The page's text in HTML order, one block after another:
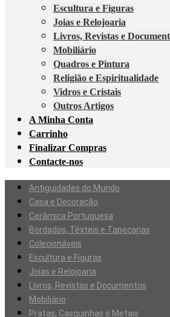
Escultura e Figuras
Joias e Relojoaria
Livros, Revistas e
Mobiliário
Quadros e Pintura
Religião e Espiritualidade
Vidros e Cristais
Outros Artigos
A Minha Conta
Carrinho
Finalizar Compras
Contacte-nos
Antiguidades do Mundo
Casa e Decoração
Cerâmica Portuguesa
Bordados, Têxteis e Tapeçarias
Colecionáveis
Escultura e Figuras
Joias e Relojoaria
Livros, Revistas e Documentos
Mobiliário
Pratas, Casquinhas e Metais